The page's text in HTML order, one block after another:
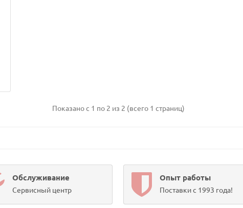
Показано с 1 по 2 из 2 (всего 1 страниц)
Обслуживание
Сервисный центр
Опыт работы
Поставки с 1993 года!